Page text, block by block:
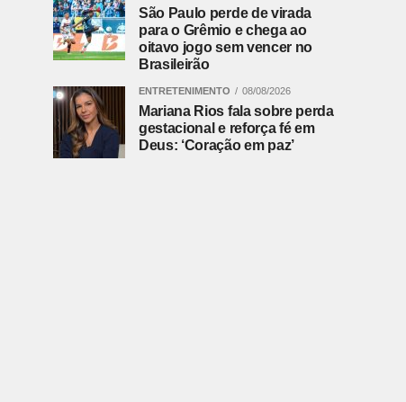
São Paulo perde de virada
para o Grêmio e chega ao
oitavo jogo sem vencer no
Brasileirão
ENTRETENIMENTO 08/08/2026
Mariana Rios fala sobre perda
gestacional e reforça fé em
Deus: ‘Coração em paz’